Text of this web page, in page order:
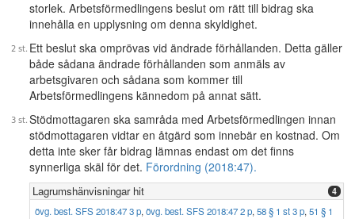
storlek. Arbetsförmedlingens beslut om rätt till bidrag ska
innehålla en upplysning om denna skyldighet.
Ett beslut ska omprövas vid ändrade förhållanden. Detta gäller
både sådana ändrade förhållanden som anmäls av
arbetsgivaren och sådana som kommer till
Arbetsförmedlingens kännedom på annat sätt.
Stödmottagaren ska samråda med Arbetsförmedlingen innan
stödmottagaren vidtar en åtgärd som innebär en kostnad. Om
detta inte sker får bidrag lämnas endast om det finns
synnerliga skäl för det. Förordning (2018:47).
Lagrumshänvisningar hit 4
övg. best. SFS 2018:47 3 p, övg. best. SFS 2018:47 2 p, 58 § 1 st 3 p, 51 § 1